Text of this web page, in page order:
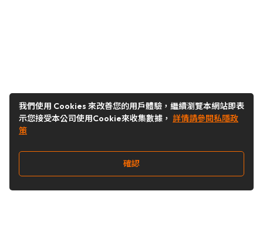
我們使用 Cookies 來改善您的用戶體驗，繼續瀏覽本網站即表
示您接受本公司使用Cookie來收集數據， 詳情請參閱私隱政
策
確認